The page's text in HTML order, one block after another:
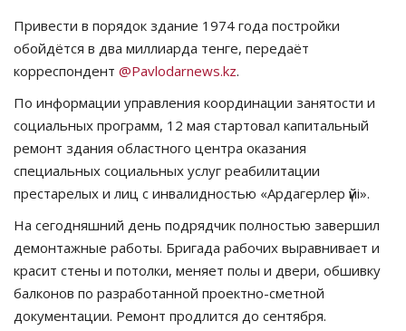
Курултай
Язык
Қазақша Русский
Привести в порядок здание 1974 года постройки
обойдётся в два миллиарда тенге, передаёт
корреспондент @Pavlodarnews.kz.
По информации управления координации занятости и
социальных программ, 12 мая стартовал капитальный
ремонт здания областного центра оказания
специальных социальных услуг реабилитации
престарелых и лиц с инвалидностью «Ардагерлер үйі».
На сегодняшний день подрядчик полностью завершил
демонтажные работы. Бригада рабочих выравнивает и
красит стены и потолки, меняет полы и двери, обшивку
балконов по разработанной проектно-сметной
документации. Ремонт продлится до сентября.